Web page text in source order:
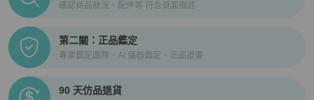
確認商品狀況、配件等 符合頁面描述
第二關：正品鑑定
專業鑑定團隊、AI 儀器鑑定、正品證書
90 天仿品退貨